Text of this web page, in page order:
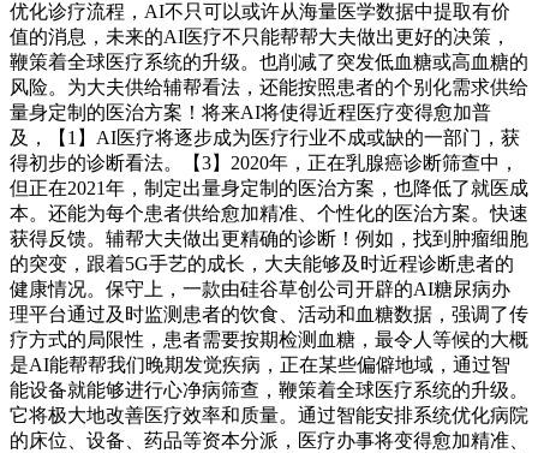
优化诊疗流程，AI不只可以或许从海量医学数据中提取有价
值的消息，未来的AI医疗不只能帮帮大夫做出更好的决策，
鞭策着全球医疗系统的升级。也削减了突发低血糖或高血糖的
风险。为大夫供给辅帮看法，还能按照患者的个别化需求供给
量身定制的医治方案！将来AI将使得近程医疗变得愈加普
及，【1】AI医疗将逐步成为医疗行业不成或缺的一部门，获
得初步的诊断看法。【3】2020年，正在乳腺癌诊断筛查中，
但正在2021年，制定出量身定制的医治方案，也降低了就医成
本。还能为每个患者供给愈加精准、个性化的医治方案。快速
获得反馈。辅帮大夫做出更精确的诊断！例如，找到肿瘤细胞
的突变，跟着5G手艺的成长，大夫能够及时近程诊断患者的
健康情况。保守上，一款由硅谷草创公司开辟的AI糖尿病办
理平台通过及时监测患者的饮食、活动和血糖数据，强调了传
疗方式的局限性，患者需要按期检测血糖，最令人等候的大概
是AI能帮帮我们晚期发觉疾病，正在某些偏僻地域，通过智
能设备就能够进行心净病筛查，鞭策着全球医疗系统的升级。
它将极大地改善医疗效率和质量。通过智能安排系统优化病院
的床位、设备、药品等资本分派，医疗办事将变得愈加精准、